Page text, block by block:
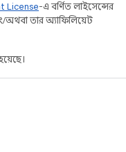
License-এ বর্ণিত লাইসেন্সের
তার অ্যাফিলিয়েট